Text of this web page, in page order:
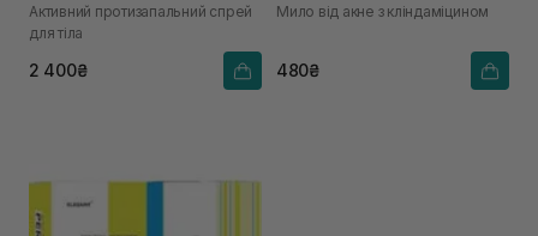
Активний протизапальний спрей
для тіла
2 400₴
75 г
Мило від акне з кліндаміцином
480₴